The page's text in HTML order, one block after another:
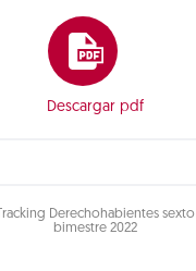
Descargar pdf
Tracking Derechohabientes sexto
bimestre 2022